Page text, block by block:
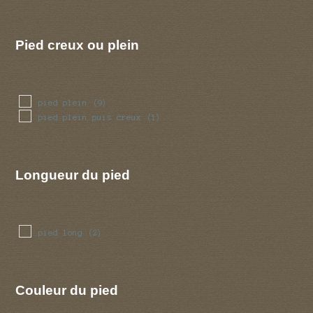
Pied creux ou plein
pied plein (9)
pied plein puis creux (1)
Longueur du pied
pied long (2)
Couleur du pied